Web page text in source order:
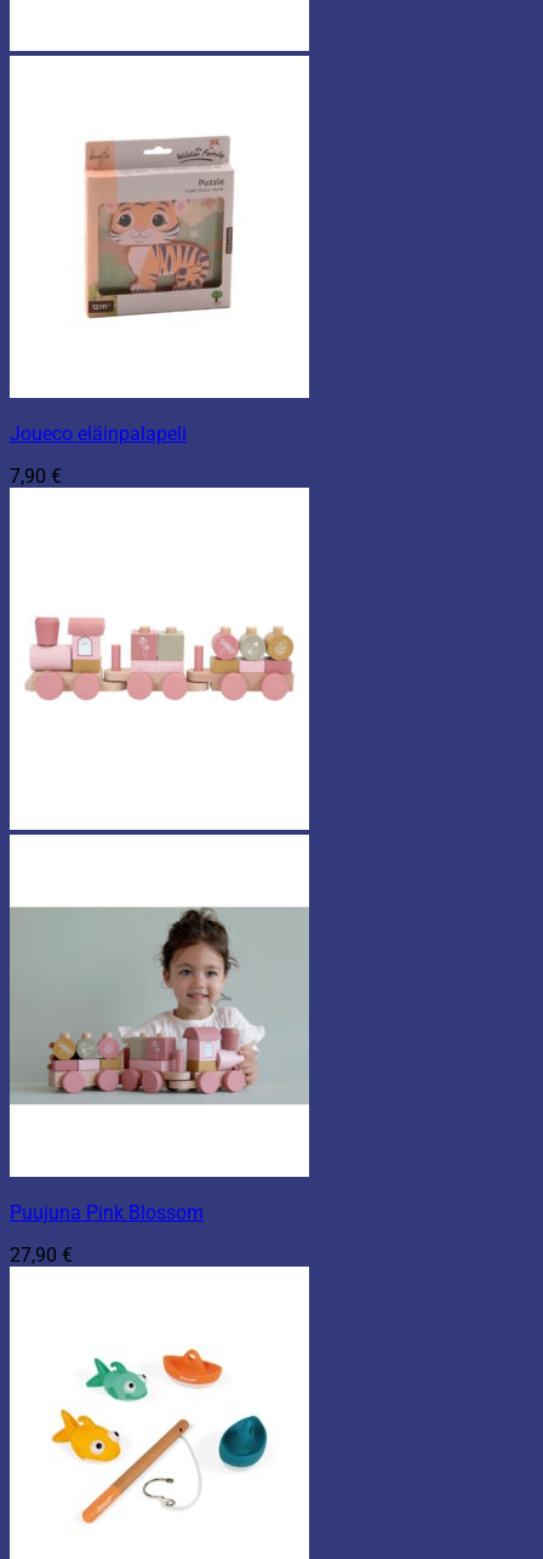
Joueco eläinpalapeli
7,90 €
Puujuna Pink Blossom
27,90 €